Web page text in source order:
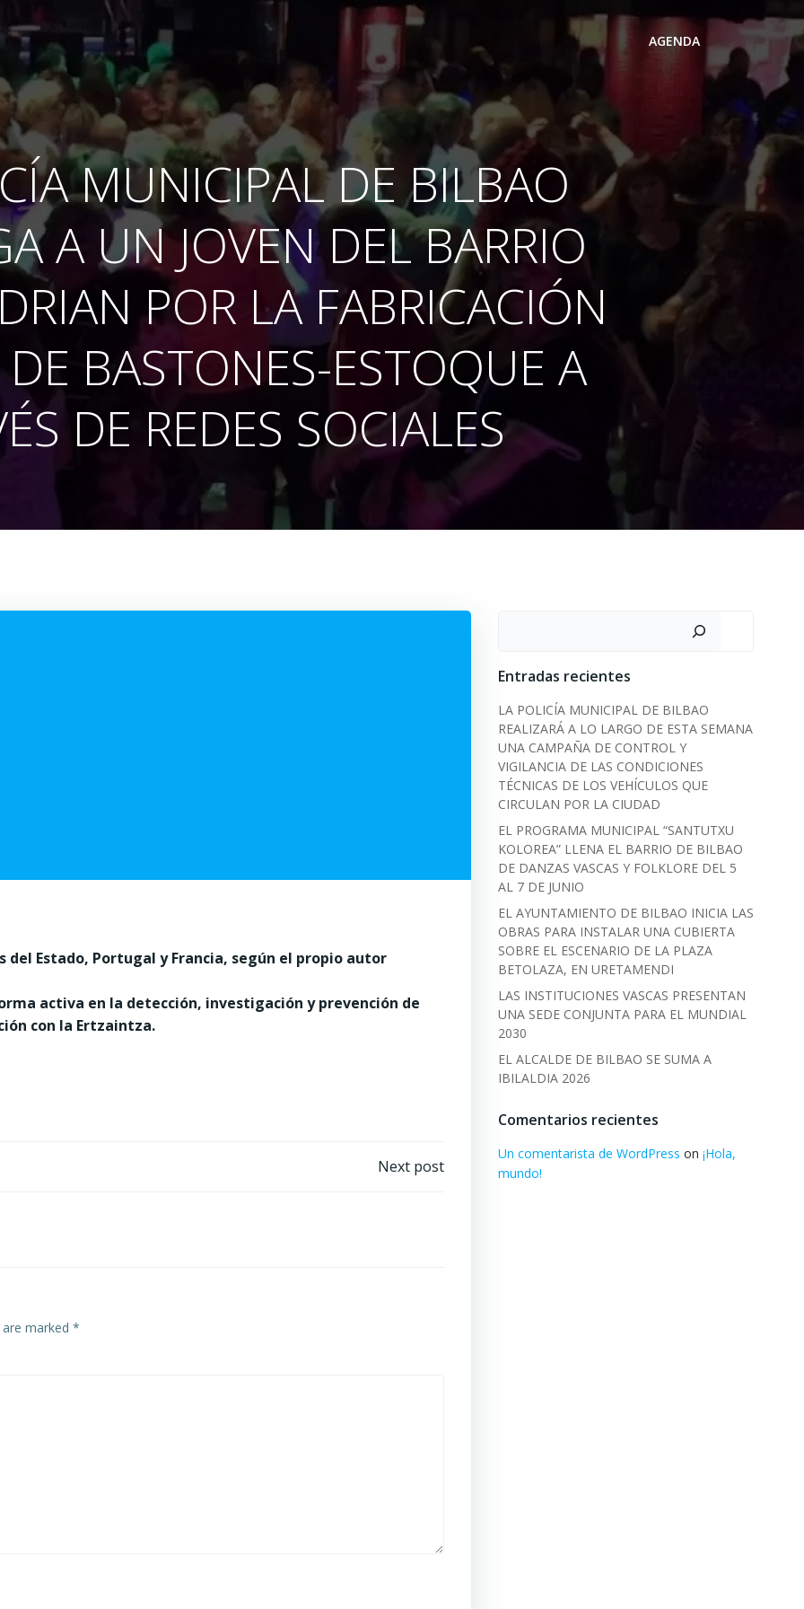
AGENDA
MUNICIPAL DE BILBAO
A UN JOVEN DEL BARRIO
POR LA FABRICACIÓN
BASTONES-ESTOQUE A
DE REDES SOCIALES
Estado, Portugal y Francia, según el propio autor
activa en la detección, investigación y prevención de
con la Ertzaintza.
Next post
marked *
Entradas recientes
LA POLICÍA MUNICIPAL DE BILBAO
REALIZARÁ A LO LARGO DE ESTA SEMANA
UNA CAMPAÑA DE CONTROL Y
VIGILANCIA DE LAS CONDICIONES
TÉCNICAS DE LOS VEHÍCULOS QUE
CIRCULAN POR LA CIUDAD
EL PROGRAMA MUNICIPAL “SANTUTXU
KOLOREA” LLENA EL BARRIO DE BILBAO
DE DANZAS VASCAS Y FOLKLORE DEL 5
AL 7 DE JUNIO
EL AYUNTAMIENTO DE BILBAO INICIA LAS
OBRAS PARA INSTALAR UNA CUBIERTA
SOBRE EL ESCENARIO DE LA PLAZA
BETOLAZA, EN URETAMENDI
LAS INSTITUCIONES VASCAS PRESENTAN
UNA SEDE CONJUNTA PARA EL MUNDIAL
2030
EL ALCALDE DE BILBAO SE SUMA A
IBILALDIA 2026
Comentarios recientes
Un comentarista de WordPress on ¡Hola,
mundo!